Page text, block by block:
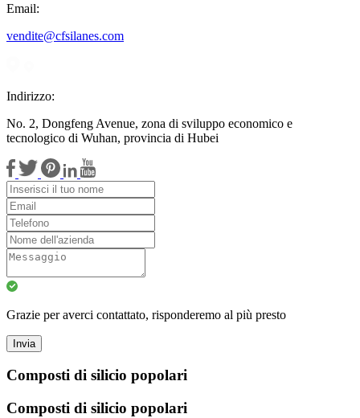
Email:
vendite@cfsilanes.com
Indirizzo:
No. 2, Dongfeng Avenue, zona di sviluppo economico e
tecnologico di Wuhan, provincia di Hubei
Grazie per averci contattato, risponderemo al più presto
Invia
Composti di silicio popolari
Composti di silicio popolari